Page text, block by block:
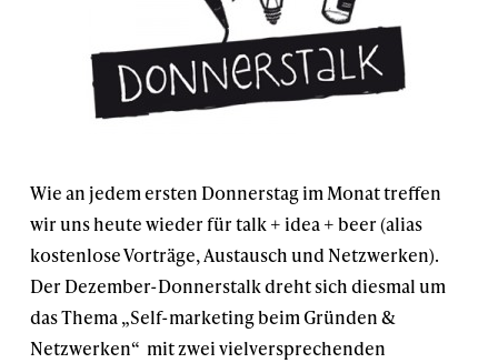
Wie an jedem ersten Donnerstag im Monat treffen
wir uns heute wieder für talk + idea + beer (alias
kostenlose Vorträge, Austausch und Netzwerken).
Der Dezember-Donnerstalk dreht sich diesmal um
das Thema „Self-marketing beim Gründen &
Netzwerken“ mit zwei vielversprechenden